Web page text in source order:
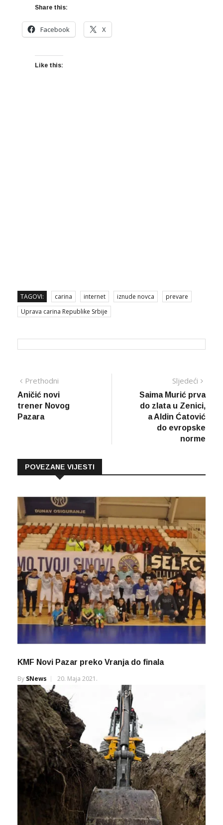
Share this:
Facebook X
Like this:
TAGOVI: carina internet iznude novca
prevare
Uprava carina Republike Srbije
Navigacija
članaka
Prethodni
vijest
Aničić novi
trener Novog
Pazara
Sljedeći
Saima Murić prva
do zlata u Zenici,
a Aldin Ćatović
do evropske
norme
POVEZANE VIJESTI
KMF Novi Pazar preko Vranja do finala
By SNews 20. Maja 2021.